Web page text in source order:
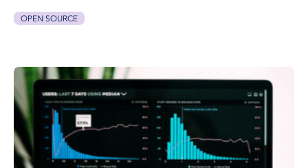
OPEN SOURCE